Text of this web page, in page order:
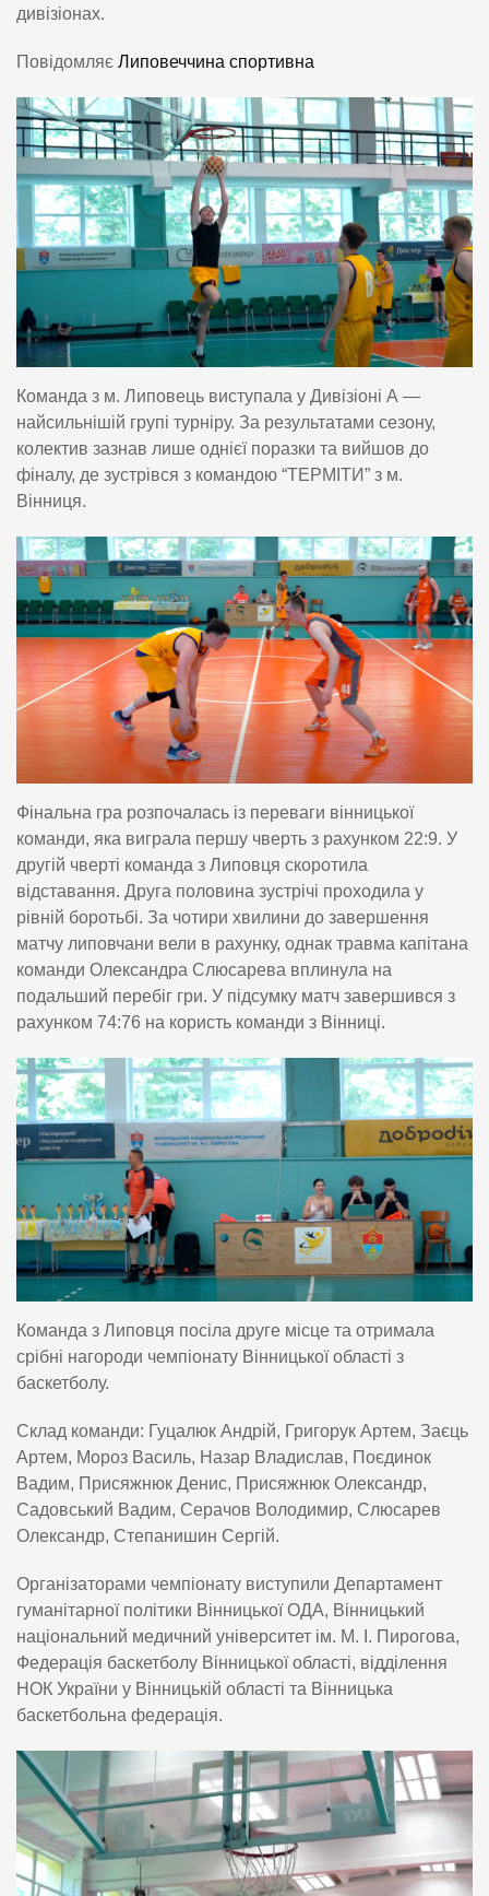
дивізіонах.
Повідомляє Липовеччина спортивна
Команда з м. Липовець виступала у Дивізіоні А —
найсильнішій групі турніру. За результатами сезону,
колектив зазнав лише однієї поразки та вийшов до
фіналу, де зустрівся з командою “ТЕРМІТИ” з м.
Вінниця.
Фінальна гра розпочалась із переваги вінницької
команди, яка виграла першу чверть з рахунком 22:9. У
другій чверті команда з Липовця скоротила
відставання. Друга половина зустрічі проходила у
рівній боротьбі. За чотири хвилини до завершення
матчу липовчани вели в рахунку, однак травма капітана
команди Олександра Слюсарева вплинула на
подальший перебіг гри. У підсумку матч завершився з
рахунком 74:76 на користь команди з Вінниці.
Команда з Липовця посіла друге місце та отримала
срібні нагороди чемпіонату Вінницької області з
баскетболу.
Склад команди: Гуцалюк Андрій, Григорук Артем, Заєць
Артем, Мороз Василь, Назар Владислав, Поєдинок
Вадим, Присяжнюк Денис, Присяжнюк Олександр,
Садовський Вадим, Серачов Володимир, Слюсарев
Олександр, Степанишин Сергій.
Організаторами чемпіонату виступили Департамент
гуманітарної політики Вінницької ОДА, Вінницький
національний медичний університет ім. М. І. Пирогова,
Федерація баскетболу Вінницької області, відділення
НОК України у Вінницькій області та Вінницька
баскетбольна федерація.